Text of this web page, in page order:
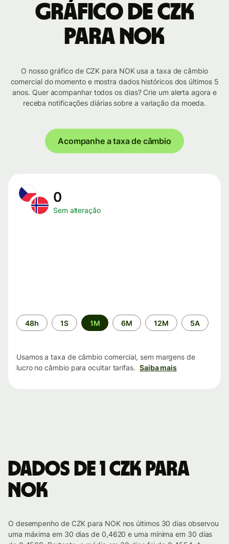
Gráfico de CZK
para NOK
O nosso gráfico de CZK para NOK usa a taxa de câmbio
comercial do momento e mostra dados históricos dos últimos 5
anos. Quer acompanhar todos os dias? Crie um alerta agora e
receba notificações diárias sobre a variação da moeda.
Acompanhe a taxa de câmbio
0
Sem alteração
Período
de
48h 1S 1M 6M 12M 5A
Usamos a taxa de câmbio comercial, sem margens de
lucro no câmbio para ocultar tarifas. Saiba mais
Dados de 1 CZK para
NOK
O desempenho de CZK para NOK nos últimos 30 dias observou
uma máxima em 30 dias de 0,4620 e uma mínima em 30 dias